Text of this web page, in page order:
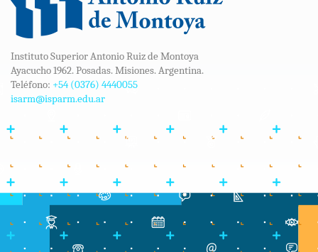
Instituto Superior Antonio Ruiz de Montoya
Ayacucho 1962. Posadas. Misiones. Argentina.
Teléfono: +54 (0376) 4440055
isarm@isparm.edu.ar